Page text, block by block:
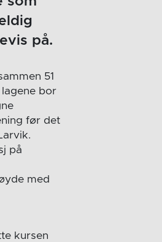
på.
51
bor
før det
på
med
kursen